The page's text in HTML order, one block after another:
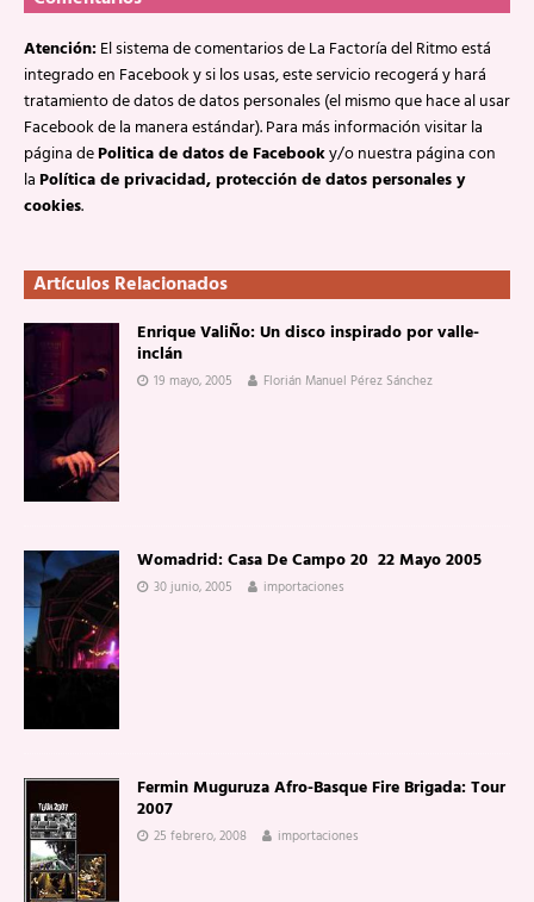
Atención:El sistema de comentarios de La Factoría del Ritmo está
integrado en Facebook y si los usas, este servicio recogerá y hará
tratamiento de datos de datos personales (el mismo que hace al usar
Facebook de la manera estándar). Para más información visitar la
página dePolitica de datos de Facebooky/o nuestra página con
laPolítica de privacidad, protección de datos personales y
cookies.
Artículos Relacionados
Enrique ValiÑo: Un disco inspirado por valle-
inclán
19 mayo, 2005 Florián Manuel Pérez Sánchez
Womadrid: Casa De Campo 20  22 Mayo 2005
30 junio, 2005 importaciones
Fermin Muguruza Afro-Basque Fire Brigada: Tour
2007
25 febrero, 2008 importaciones